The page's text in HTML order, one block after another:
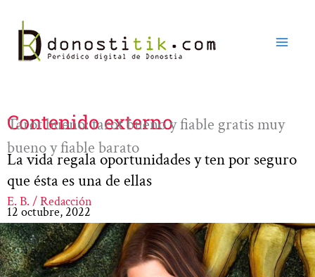
contenido
Contenido externo
Tarot bueno: tarot bueno y fiable gratis muy
bueno y fiable barato
La vida regala oportunidades y ten por seguro
que ésta es una de ellas
E. B. / Redacción
12 octubre, 2022